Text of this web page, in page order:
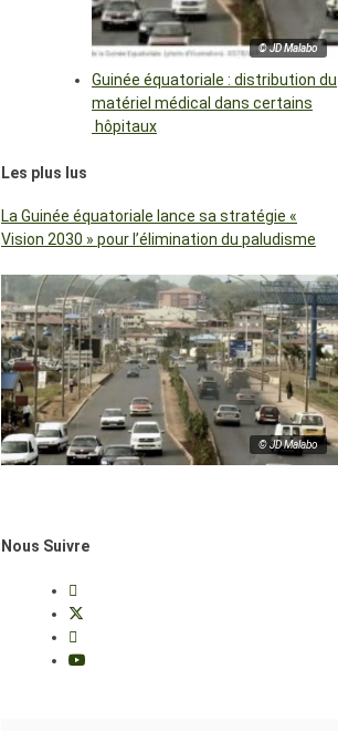
© JD Malabo
Guinée équatoriale : distribution du
matériel médical dans certains
hôpitaux
Les plus lus
La Guinée équatoriale lance sa stratégie «
Vision 2030 » pour l’élimination du paludisme
© JD Malabo
Nous Suivre